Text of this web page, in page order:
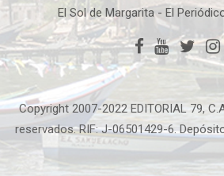
El Sol de Margarita - El
Copyright 2007-2022 EDITORIAL 79,
reservados. RIF: J-06501429-6.